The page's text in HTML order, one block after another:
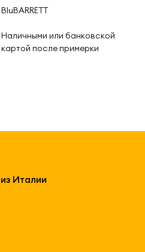
BluBARRETT
Наличными или банковской
картой после примерки
Италии